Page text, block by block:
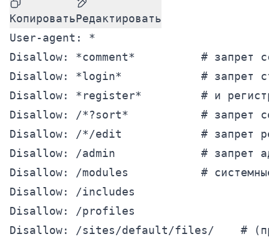
КопироватьРедактировать
User-agent: *
Disallow: *comment*          # запрет
Disallow: *login*            # запрет
Disallow: *register*         # и
Disallow: /*?sort*           # запрет
Disallow: /*/edit            # запрет
Disallow: /admin             # запрет
Disallow: /modules           #
Disallow: /includes
Disallow: /profiles
Disallow: /sites/default/files/    #